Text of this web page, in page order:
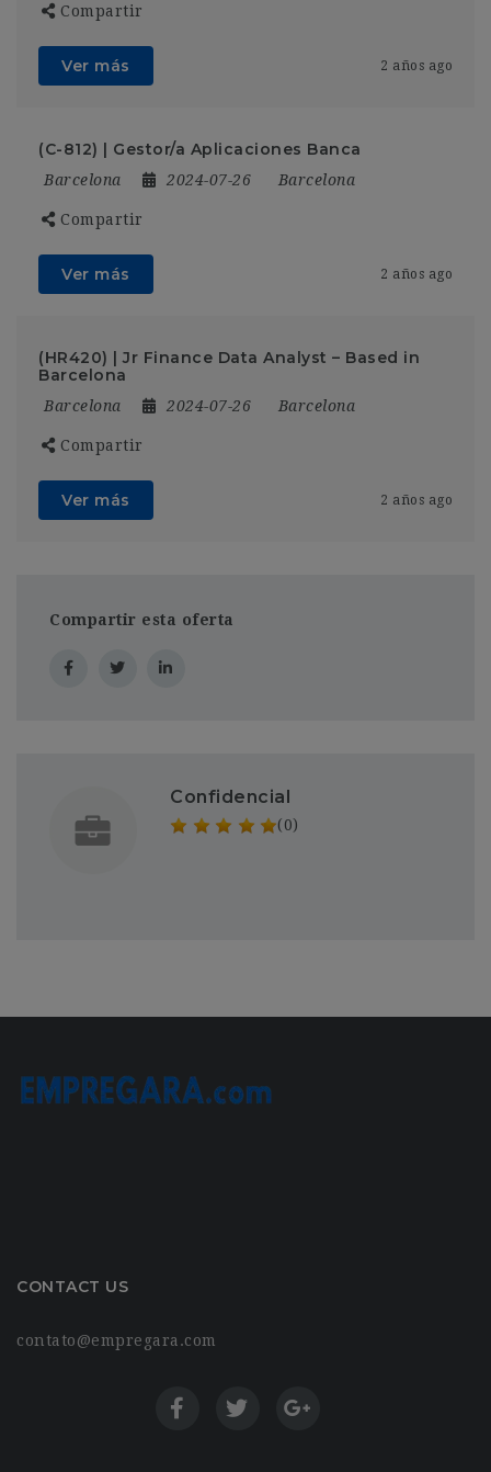
Compartir
Ver más 2 años ago
(C-812) | Gestor/a Aplicaciones Banca
Barcelona 2024-07-26 Barcelona
Compartir
Ver más 2 años ago
(HR420) | Jr Finance Data Analyst – Based in
Barcelona
Barcelona 2024-07-26 Barcelona
Compartir
Ver más 2 años ago
Compartir esta oferta
Confidencial
(0)
CONTACT US
contato@empregara.com